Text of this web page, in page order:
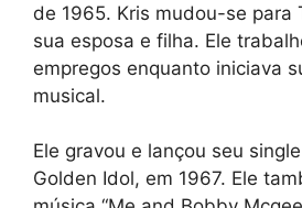
de 1965. Kris mudou-se para
sua esposa e filha. Ele
empregos enquanto iniciava
musical.
Ele gravou e lançou seu
Golden Idol, em 1967. Ele